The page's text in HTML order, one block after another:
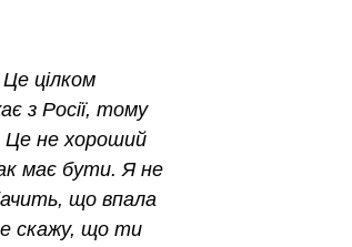
цілком
з Росії, тому
Це не хороший
має бути. Я не
що впала
скажу, що ти